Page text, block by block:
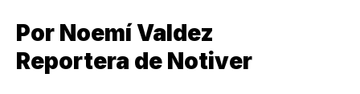
Por Noemí Valdez
Reportera de Notiver